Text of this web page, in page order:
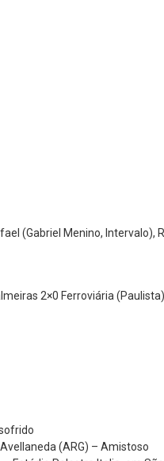
(Gabriel Menino, Intervalo),
2×0 Ferroviária
(ARG) – Amistoso